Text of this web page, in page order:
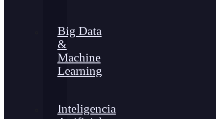
Big Data
&
Machine
Learning
Inteligencia